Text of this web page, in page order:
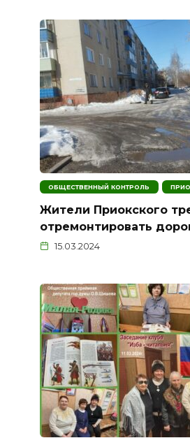
ОБЩЕСТВЕННЫЙ КОНТРОЛЬ
Жители Приокского
отремонтировать
15.03.2024